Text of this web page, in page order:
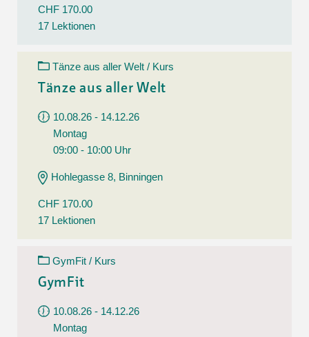
CHF 170.00
17 Lektionen
Tänze aus aller Welt / Kurs
Tänze aus aller Welt
10.08.26 - 14.12.26
Montag
09:00 - 10:00 Uhr
Hohlegasse 8, Binningen
CHF 170.00
17 Lektionen
GymFit / Kurs
GymFit
10.08.26 - 14.12.26
Montag